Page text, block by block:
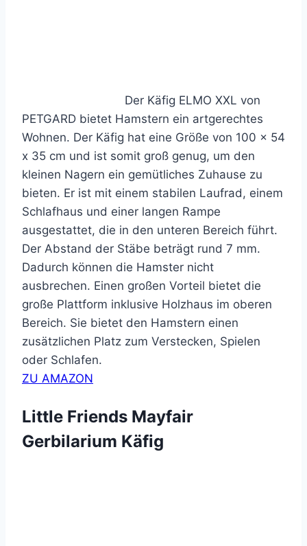
Der Käfig ELMO XXL von
PETGARD bietet Hamstern ein artgerechtes
Wohnen. Der Käfig hat eine Größe von 100 x 54
x 35 cm und ist somit groß genug, um den
kleinen Nagern ein gemütliches Zuhause zu
bieten. Er ist mit einem stabilen Laufrad, einem
Schlafhaus und einer langen Rampe
ausgestattet, die in den unteren Bereich führt.
Der Abstand der Stäbe beträgt rund 7 mm.
Dadurch können die Hamster nicht
ausbrechen. Einen großen Vorteil bietet die
große Plattform inklusive Holzhaus im oberen
Bereich. Sie bietet den Hamstern einen
zusätzlichen Platz zum Verstecken, Spielen
oder Schlafen.
ZU AMAZON
Little Friends Mayfair
Gerbilarium Käfig